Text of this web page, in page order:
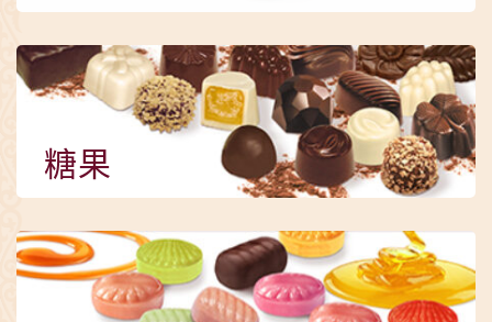
糖果